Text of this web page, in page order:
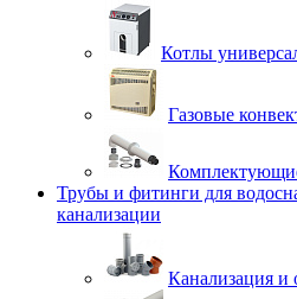
Котлы
Газовые
Трубы и фитинги для
канализации
Канализация и